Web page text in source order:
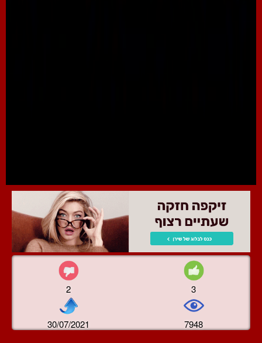
2 3
30/07/2021 7948